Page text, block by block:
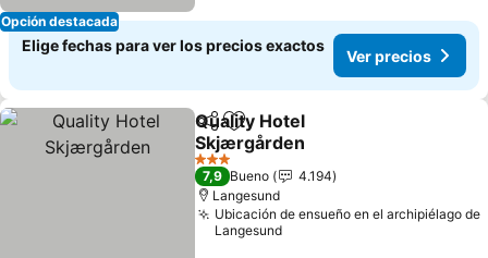
Opción destacada
Elige fechas para ver los precios exactos
Ver precios
CompartirAgregar a favoritos
Quality Hotel
Skjærgården
Ver precios
3 Estrellas
7,9 Bueno
4.194
Langesund
Ubicación de ensueño en el archipiélago de
Langesund